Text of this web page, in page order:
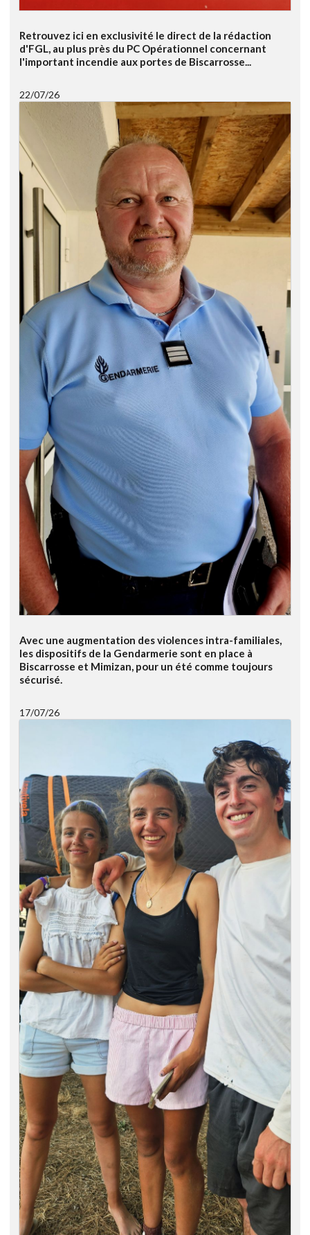
Retrouvez ici en exclusivité le direct de la rédaction
d'FGL, au plus près du PC Opérationnel concernant
l'important incendie aux portes de Biscarrosse...
22/07/26
Avec une augmentation des violences intra-familiales,
les dispositifs de la Gendarmerie sont en place à
Biscarrosse et Mimizan, pour un été comme toujours
sécurisé.
17/07/26